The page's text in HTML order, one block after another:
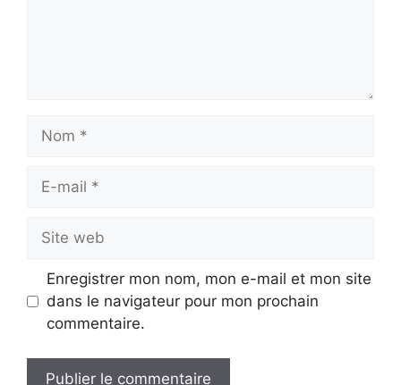
Nom
Site
web
Enregistrer mon nom, mon e-mail et mon site
dans le navigateur pour mon prochain
commentaire.